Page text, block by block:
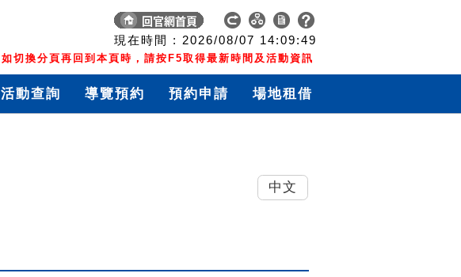
現在時間 : 2026/08/07 14:09:50
如切換分頁再回到本頁時，請按F5取得最新時間及活動資訊
活動查詢 導覽預約 預約申請 場地租借